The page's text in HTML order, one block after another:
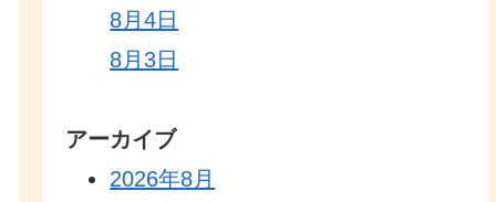
8月4日
8月3日
アーカイブ
2026年8月